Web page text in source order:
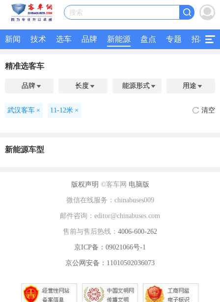
搜索
新闻 技术 选车 品牌 新能源 盘点 专题 招标
精准选客车
品牌 长度 能源形式 用途 
武汉客车 × 11-12米 × 清空
新能源车型
版权声明 ©客车网 电脑版
微信在线服务：chinabuses009
邮件咨询：editor@chinabuses.com
售前与售后热线： 4006-600-262
京ICP备：09021066号-1
京公网安备：11010502036073